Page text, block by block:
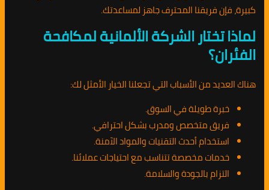
كبيرة، فإن فريقنا المحترف جاهز لمساعدتك.
لماذا تختار الشركة الألمانية لمكافحة
الفئران؟
هناك العديد من الأسباب التي تجعلنا الخيار الأمثل لك:
خبرة طويلة في السوق.
فريق متخصص ومدرب بشكل احترافي.
استخدام أحدث التقنيات والمواد الآمنة.
خدمات مخصصة تتناسب مع احتياجات عملائنا.
التزام بالجودة والسلامة.